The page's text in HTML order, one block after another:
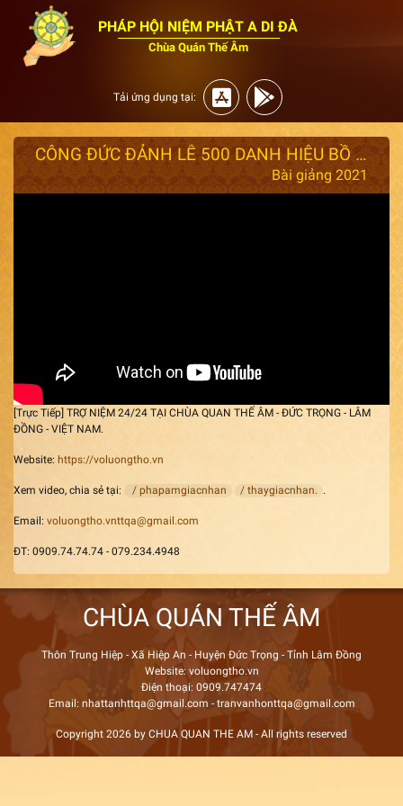
PHÁP HỘI NIỆM PHẬT A DI ĐÀ
Chùa Quán Thế Âm
Tải ứng dụng tại:
CÔNG ĐỨC ĐẢNH LỄ 500 DANH HIỆU BỒ TÁT QUAN ÂM Ngày 19 Tháng Giêng.
Bài giảng 2021
[Trực Tiếp] TRỢ NIỆM 24/24 TẠI CHÙA QUAN THẾ ÂM - ĐỨC TRỌNG - LÂM
ĐỒNG - VIỆT NAM.
Website: https://voluongtho.vn
Xem video, chia sẻ tại: / phapamgiacnhan / thaygiacnhan. .
Email: voluongtho.vnttqa@gmail.com
ĐT: 0909.74.74.74 - 079.234.4948
CHÙA QUÁN THẾ ÂM
Thôn Trung Hiệp - Xã Hiệp An - Huyện Đức Trọng - Tỉnh Lâm Đồng
Website: voluongtho.vn
Điện thoại: 0909.747474
Email: nhattanhttqa@gmail.com - tranvanhonttqa@gmail.com
Copyright 2026 by CHUA QUAN THE AM - All rights reserved